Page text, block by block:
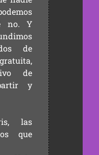
no. Y
de
de
y
las
que